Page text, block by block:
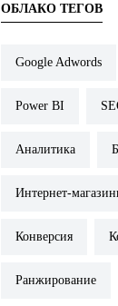
ОБЛАКО ТЕГОВ
Google Adwords
Power BI
Аналитика
Интернет-
Конверсия
Ранжирование